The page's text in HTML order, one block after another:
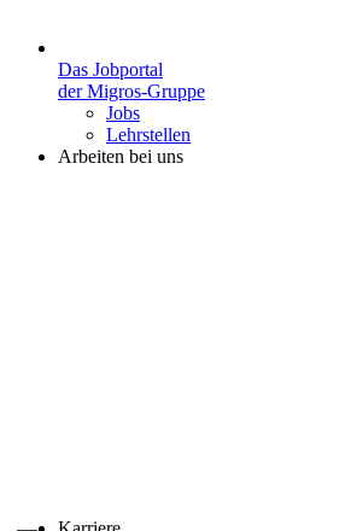
Das Jobportal
der Migros-Gruppe
Jobs
Lehrstellen
Arbeiten bei uns